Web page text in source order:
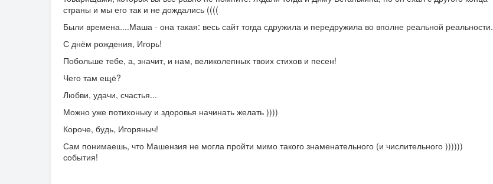
страны и мы его так и не дождались ((((
Были времена....Маша - она такая: весь сайт тогда сдружила и передружила во вполне реальной реальности.
С днём рождения, Игорь!
Побольше тебе, а, значит, и нам, великолепных твоих стихов и песен!
Чего там ещё?
Любви, удачи, счастья...
Можно уже потихоньку и здоровья начинать желать ))))
Короче, будь, Игоряныч!
Сам понимаешь, что Машензия не могла пройти мимо такого знаменательного (и числительного ))))))
события!